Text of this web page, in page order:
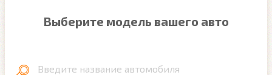
Выберите модель вашего авто
Введите название автомобиля